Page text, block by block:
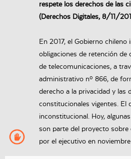
respete los derechos de las
(Derechos Digitales, 8/11/
En 2017, el Gobierno
obligaciones de retención de
de telecomunicaciones, a
administrativo nº 866, de
derecho a la privacidad y las
constitucionales vigentes. El
inconstitucional. Hoy,
son parte del proyecto
por el ejecutivo en